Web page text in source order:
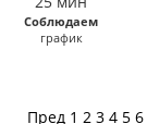
Соблюдаем
график
Пред 1 2 3 4 5 6